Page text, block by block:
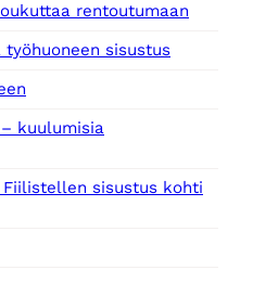
rentoutumaan
työhuoneen sisustus
kuulumisia
sisustus kohti